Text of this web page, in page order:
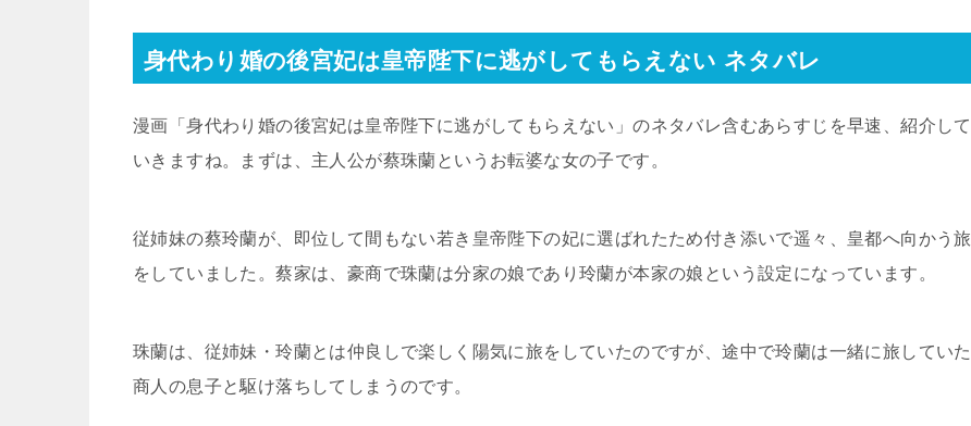
身代わり婚の後宮妃は皇帝陛下に逃がしてもらえない ネタバレ
漫画「身代わり婚の後宮妃は皇帝陛下に逃がしてもらえない」のネタバレ含むあらすじを早速、紹介して
いきますね。まずは、主人公が蔡珠蘭というお転婆な女の子です。
従姉妹の蔡玲蘭が、即位して間もない若き皇帝陛下の妃に選ばれたため付き添いで遥々、皇都へ向かう旅
をしていました。蔡家は、豪商で珠蘭は分家の娘であり玲蘭が本家の娘という設定になっています。
珠蘭は、従姉妹・玲蘭とは仲良しで楽しく陽気に旅をしていたのですが、途中で玲蘭は一緒に旅していた
商人の息子と駆け落ちしてしまうのです。